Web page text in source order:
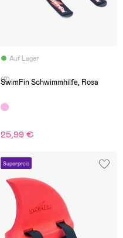
Auf Lager
(2)
SwimFin Schwimmhilfe, Rosa
25,99 €
Superpreis